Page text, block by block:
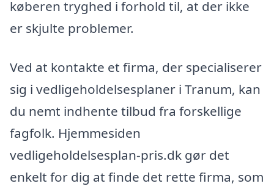
køberen tryghed i forhold til, at der ikke
er skjulte problemer.
Ved at kontakte et firma, der specialiserer
sig i vedligeholdelsesplaner i Tranum, kan
du nemt indhente tilbud fra forskellige
fagfolk. Hjemmesiden
vedligeholdelsesplan-pris.dk gør det
enkelt for dig at finde det rette firma, som